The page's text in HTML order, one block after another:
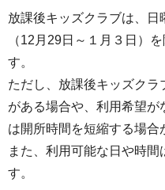
放課後キッズクラブは、
（12月29日～１月３日）
す。
ただし、放課後キッズク
がある場合や、利用希望が
は開所時間を短縮する場合
また、利用可能な日や時間
す。